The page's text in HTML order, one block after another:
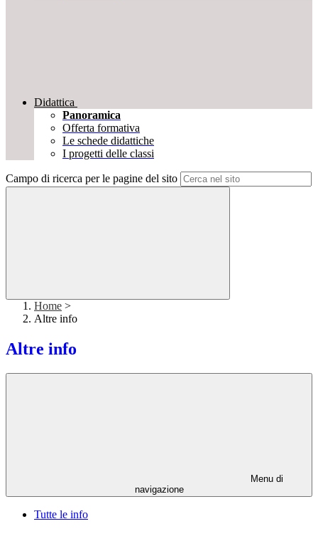
Didattica
Panoramica
Offerta formativa
Le schede didattiche
I progetti delle classi
Campo di ricerca per le pagine del sito
Home >
Altre info
Altre info
Menu di
navigazione
Tutte le info